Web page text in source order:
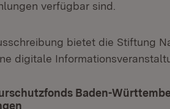
verfügbar sind.
bietet die Stiftung
digitale
Baden-